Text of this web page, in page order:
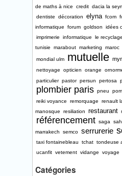
de maths à nice
credit dacia la
dentiste décoration elyna fcom
informatique
forum goldson idées
imprimerie
informatique le recyclage
tunisie
marabout marketing maroc
mondial ulm mutuelle
nettoyage
opticien orange
particulier pastor persun pertosa
plombier paris pneu
reiki voyance
remorquage renault
manosque
resiliation restaurant
référencement saga
marrakech
semco serrurerie
taxi fontainebleau
tchat tondeuse
ucanfit vetement vidange voyage
Catégories